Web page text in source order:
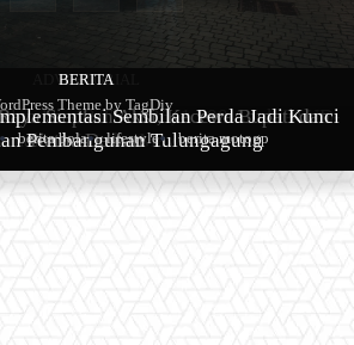
ADVERTORIAL
ke -12 Th 2026, 1.700 Anak PAUD-
Lomba Mewarna
BERITA
Siapkan Aksi, Kecewa Bupati dan
Ketua Dewan
BERITA
Sembilan Perda Jadi Kunci
Pembangunan Tulungagung
Theme by TagDiv
berita bola lifestyle
berita motogp